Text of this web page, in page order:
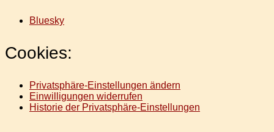
Bluesky
Cookies:
Privatsphäre-Einstellungen ändern
Einwilligungen widerrufen
Historie der Privatsphäre-Einstellungen